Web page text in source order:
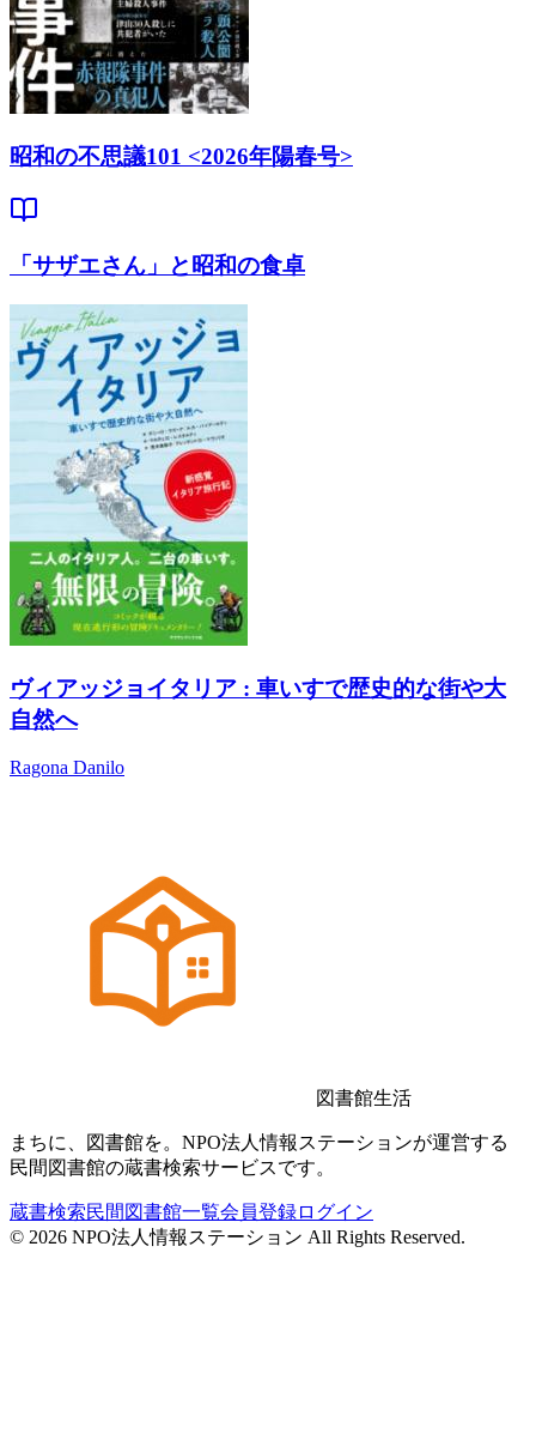
昭和の不思議101 <2026年陽春号>
「サザエさん」と昭和の食卓
ヴィアッジョイタリア : 車いすで歴史的な街や大
自然へ
Ragona Danilo
図書館生活
まちに、図書館を。NPO法人情報ステーションが運営する
民間図書館の蔵書検索サービスです。
蔵書検索民間図書館一覧会員登録ログイン
© 2026 NPO法人情報ステーション All Rights Reserved.